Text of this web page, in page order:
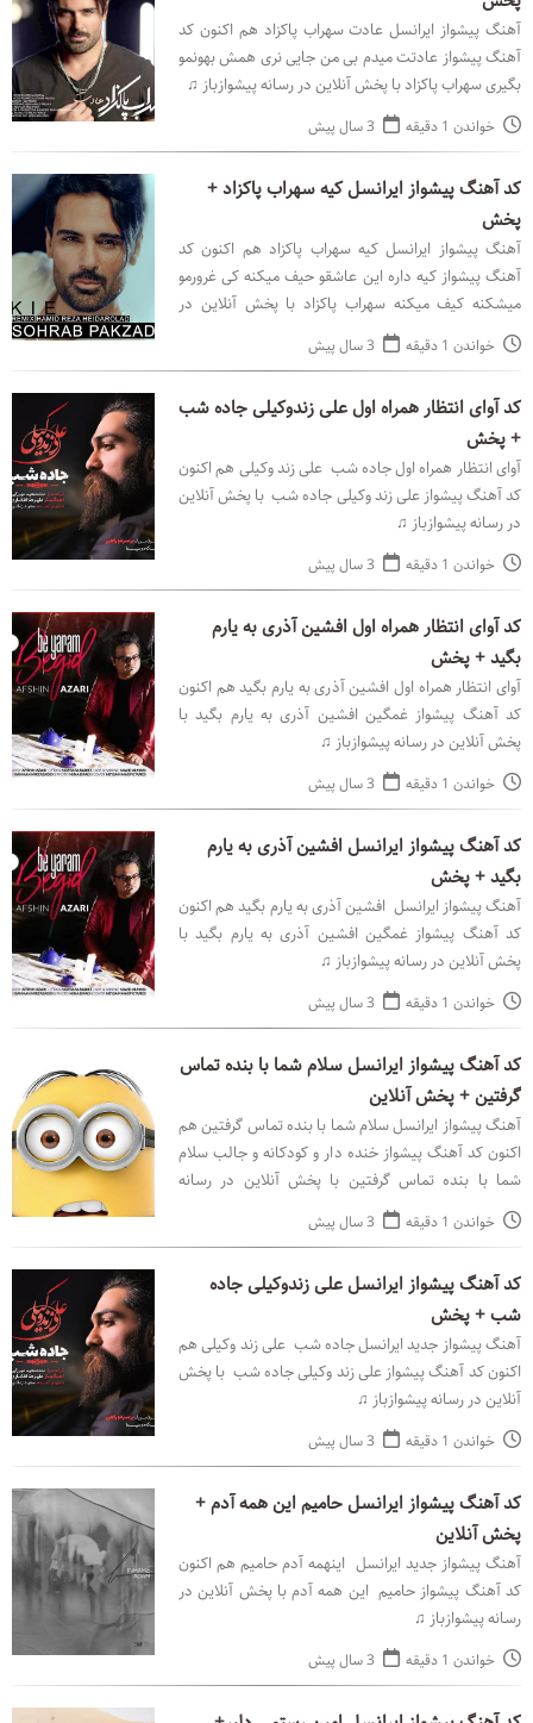
آهنگ پیشواز ایرانسل عادت سهراب پاکزاد هم اکنون کد
آهنگ پیشواز عادتت میدم بی من جایی نری همش بهونمو
بگیری سهراب پاکزاد با پخش آنلاین در رسانه پیشوازباز ♫
خواندن 1 دقیقه 3 سال پیش
کد آهنگ پیشواز ایرانسل کیه سهراب پاکزاد +
پخش
آهنگ پیشواز ایرانسل کیه سهراب پاکزاد هم اکنون کد
آهنگ پیشواز کیه داره این عاشقو حیف میکنه کی غرورمو
میشکنه کیف میکنه سهراب پاکزاد با پخش آنلاین در
رسانه پیشوازباز ♫
خواندن 1 دقیقه 3 سال پیش
کد آوای انتظار همراه اول علی زندوکیلی جاده شب
+ پخش
آوای انتظار همراه اول جاده شب علی زند وکیلی هم اکنون
کد آهنگ پیشواز علی زند وکیلی جاده شب با پخش آنلاین
در رسانه پیشوازباز ♫
خواندن 1 دقیقه 3 سال پیش
کد آوای انتظار همراه اول افشین آذری به یارم
بگید + پخش
آوای انتظار همراه اول افشین آذری به یارم بگید هم اکنون
کد آهنگ پیشواز غمگین افشین آذری به یارم بگید با
پخش آنلاین در رسانه پیشوازباز ♫
خواندن 1 دقیقه 3 سال پیش
کد آهنگ پیشواز ایرانسل افشین آذری به یارم
بگید + پخش
آهنگ پیشواز ایرانسل افشین آذری به یارم بگید هم اکنون
کد آهنگ پیشواز غمگین افشین آذری به یارم بگید با
پخش آنلاین در رسانه پیشوازباز ♫
خواندن 1 دقیقه 3 سال پیش
کد آهنگ پیشواز ایرانسل سلام شما با بنده تماس
گرفتین + پخش آنلاین
آهنگ پیشواز ایرانسل سلام شما با بنده تماس گرفتین هم
اکنون کد آهنگ پیشواز خنده دار و کودکانه و جالب سلام
شما با بنده تماس گرفتین با پخش آنلاین در رسانه
پیشوازباز ♫
خواندن 1 دقیقه 3 سال پیش
کد آهنگ پیشواز ایرانسل علی زندوکیلی جاده
شب + پخش
آهنگ پیشواز جدید ایرانسل جاده شب علی زند وکیلی هم
اکنون کد آهنگ پیشواز علی زند وکیلی جاده شب با پخش
آنلاین در رسانه پیشوازباز ♫
خواندن 1 دقیقه 3 سال پیش
کد آهنگ پیشواز ایرانسل حامیم این همه آدم +
پخش آنلاین
آهنگ پیشواز جدید ایرانسل اینهمه آدم حامیم هم اکنون
کد آهنگ پیشواز حامیم این همه آدم با پخش آنلاین در
رسانه پیشوازباز ♫
خواندن 1 دقیقه 3 سال پیش